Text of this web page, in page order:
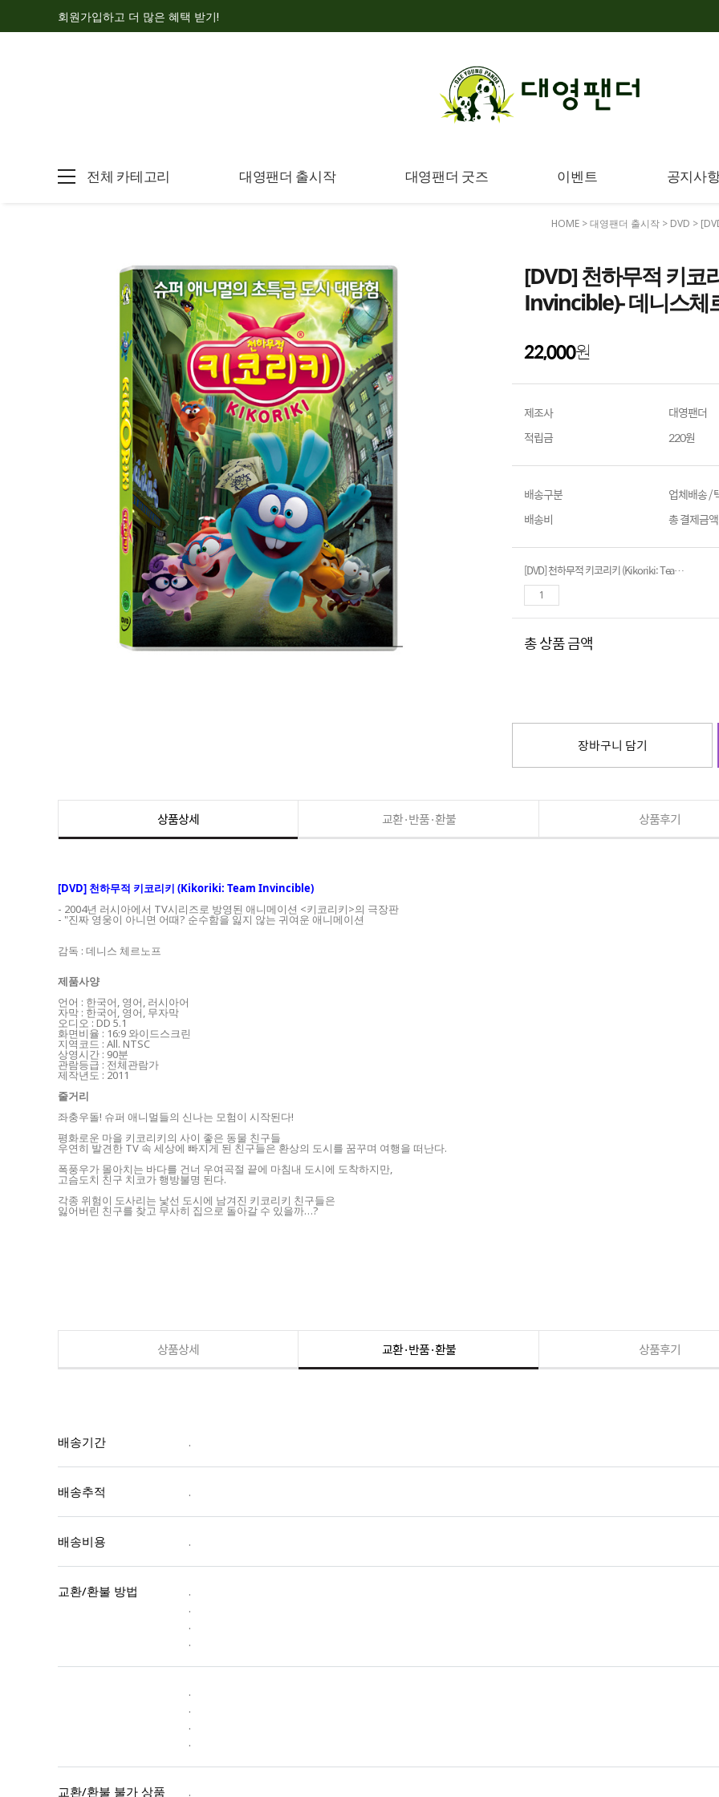
회원가입하고 더 많은 혜택 받기!
전체 카테고리 대영팬더 출시작 대영팬더 굿즈 이벤트 공지사
HOME >대영팬더 출시작 > DVD >
[DVD] 천하무적 키
Invincible)- 데니스체
22,000원
제조사
대영팬더
적립금
220원
배송구분
업체배송 /
배송비
총 결제금
[DVD] 천하무적 키코리키 (Kikoriki: Team Invincible)- 데니스체르노프 감독
총 상품 금액
장바구니 담기
상품상세 교환·반품·환불 상품후기
[DVD] 천하무적 키코리키 (Kikoriki: Team Invincible)
- 2004년 러시아에서 TV시리즈로 방영된 애니메이션 <키코리키>의 극장판
- "진짜 영웅이 아니면 어때? 순수함을 잃지 않는 귀여운 애니메이션
감독 : 데니스 체르노프
제품사양
언어 : 한국어, 영어, 러시아어
자막 : 한국어, 영어, 무자막
오디오 : DD 5.1
화면비율 : 16:9 와이드스크린
지역코드 : All. NTSC
상영시간 : 90분
관람등급 : 전체관람가
제작년도 : 2011
줄거리
좌충우돌! 슈퍼 애니멀들의 신나는 모험이 시작된다!
평화로운 마을 키코리키의 사이 좋은 동물 친구들
우연히 발견한 TV 속 세상에 빠지게 된 친구들은 환상의 도시를 꿈꾸며 여행을 떠난다.
폭풍우가 몰아치는 바다를 건너 우여곡절 끝에 마침내 도시에 도착하지만,
고슴도치 친구 치코가 행방불명 된다.
각종 위험이 도사리는 낯선 도시에 남겨진 키코리키 친구들은
잃어버린 친구를 찾고 무사히 집으로 돌아갈 수 있을까…?
상품상세 교환·반품·환불 상품후기
배송기간 .
배송추적 .
배송비용 .
교환/환불 방법
.
.
.
.
.
.
.
.
교환/환불 불가 상품
.